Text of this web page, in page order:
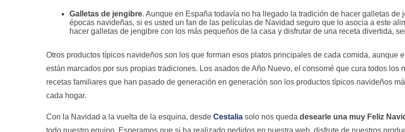
Galletas de jengibre. Aunque en España todavía no ha llegado la tradición de hacer galletas de
épocas navideñas, si es usted un fan de las películas de Navidad seguro que lo asocia a este
hacer galletas de jengibre con los más pequeños de la casa y disfrutar de una receta divertida,
Otros productos típicos navideños son los que forman esos platos principales de cada comida, aunque
están marcados por sus propias tradiciones. Los asados de Año Nuevo, el consomé que cura todos los
recetas familiares que han pasado de generación en generación son los productos típicos navideños
cada hogar.
Con la Navidad a la vuelta de la esquina, desde Cestaliasolo nos queda desearle una muy Feliz
todo nuestro equipo. Esperamos que si ha realizado pedidos en nuestra web, disfrute de nuestros